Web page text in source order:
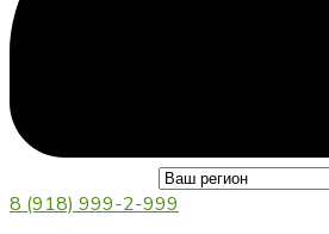
8 (918) 999-2-999